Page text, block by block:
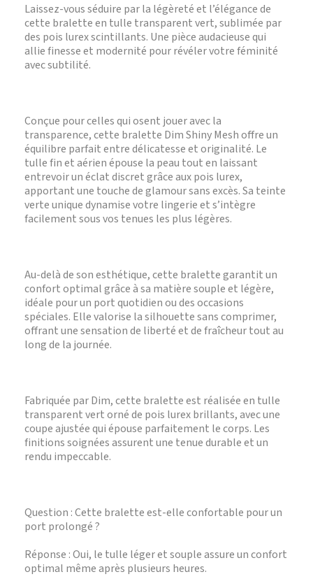
Laissez-vous séduire par la légèreté et l’élégance de
cette bralette en tulle transparent vert, sublimée par
des pois lurex scintillants. Une pièce audacieuse qui
allie finesse et modernité pour révéler votre féminité
avec subtilité.
Conçue pour celles qui osent jouer avec la
transparence, cette bralette Dim Shiny Mesh offre un
équilibre parfait entre délicatesse et originalité. Le
tulle fin et aérien épouse la peau tout en laissant
entrevoir un éclat discret grâce aux pois lurex,
apportant une touche de glamour sans excès. Sa teinte
verte unique dynamise votre lingerie et s’intègre
facilement sous vos tenues les plus légères.
Au-delà de son esthétique, cette bralette garantit un
confort optimal grâce à sa matière souple et légère,
idéale pour un port quotidien ou des occasions
spéciales. Elle valorise la silhouette sans comprimer,
offrant une sensation de liberté et de fraîcheur tout au
long de la journée.
Fabriquée par Dim, cette bralette est réalisée en tulle
transparent vert orné de pois lurex brillants, avec une
coupe ajustée qui épouse parfaitement le corps. Les
finitions soignées assurent une tenue durable et un
rendu impeccable.
Question : Cette bralette est-elle confortable pour un
port prolongé ?
Réponse : Oui, le tulle léger et souple assure un confort
optimal même après plusieurs heures.